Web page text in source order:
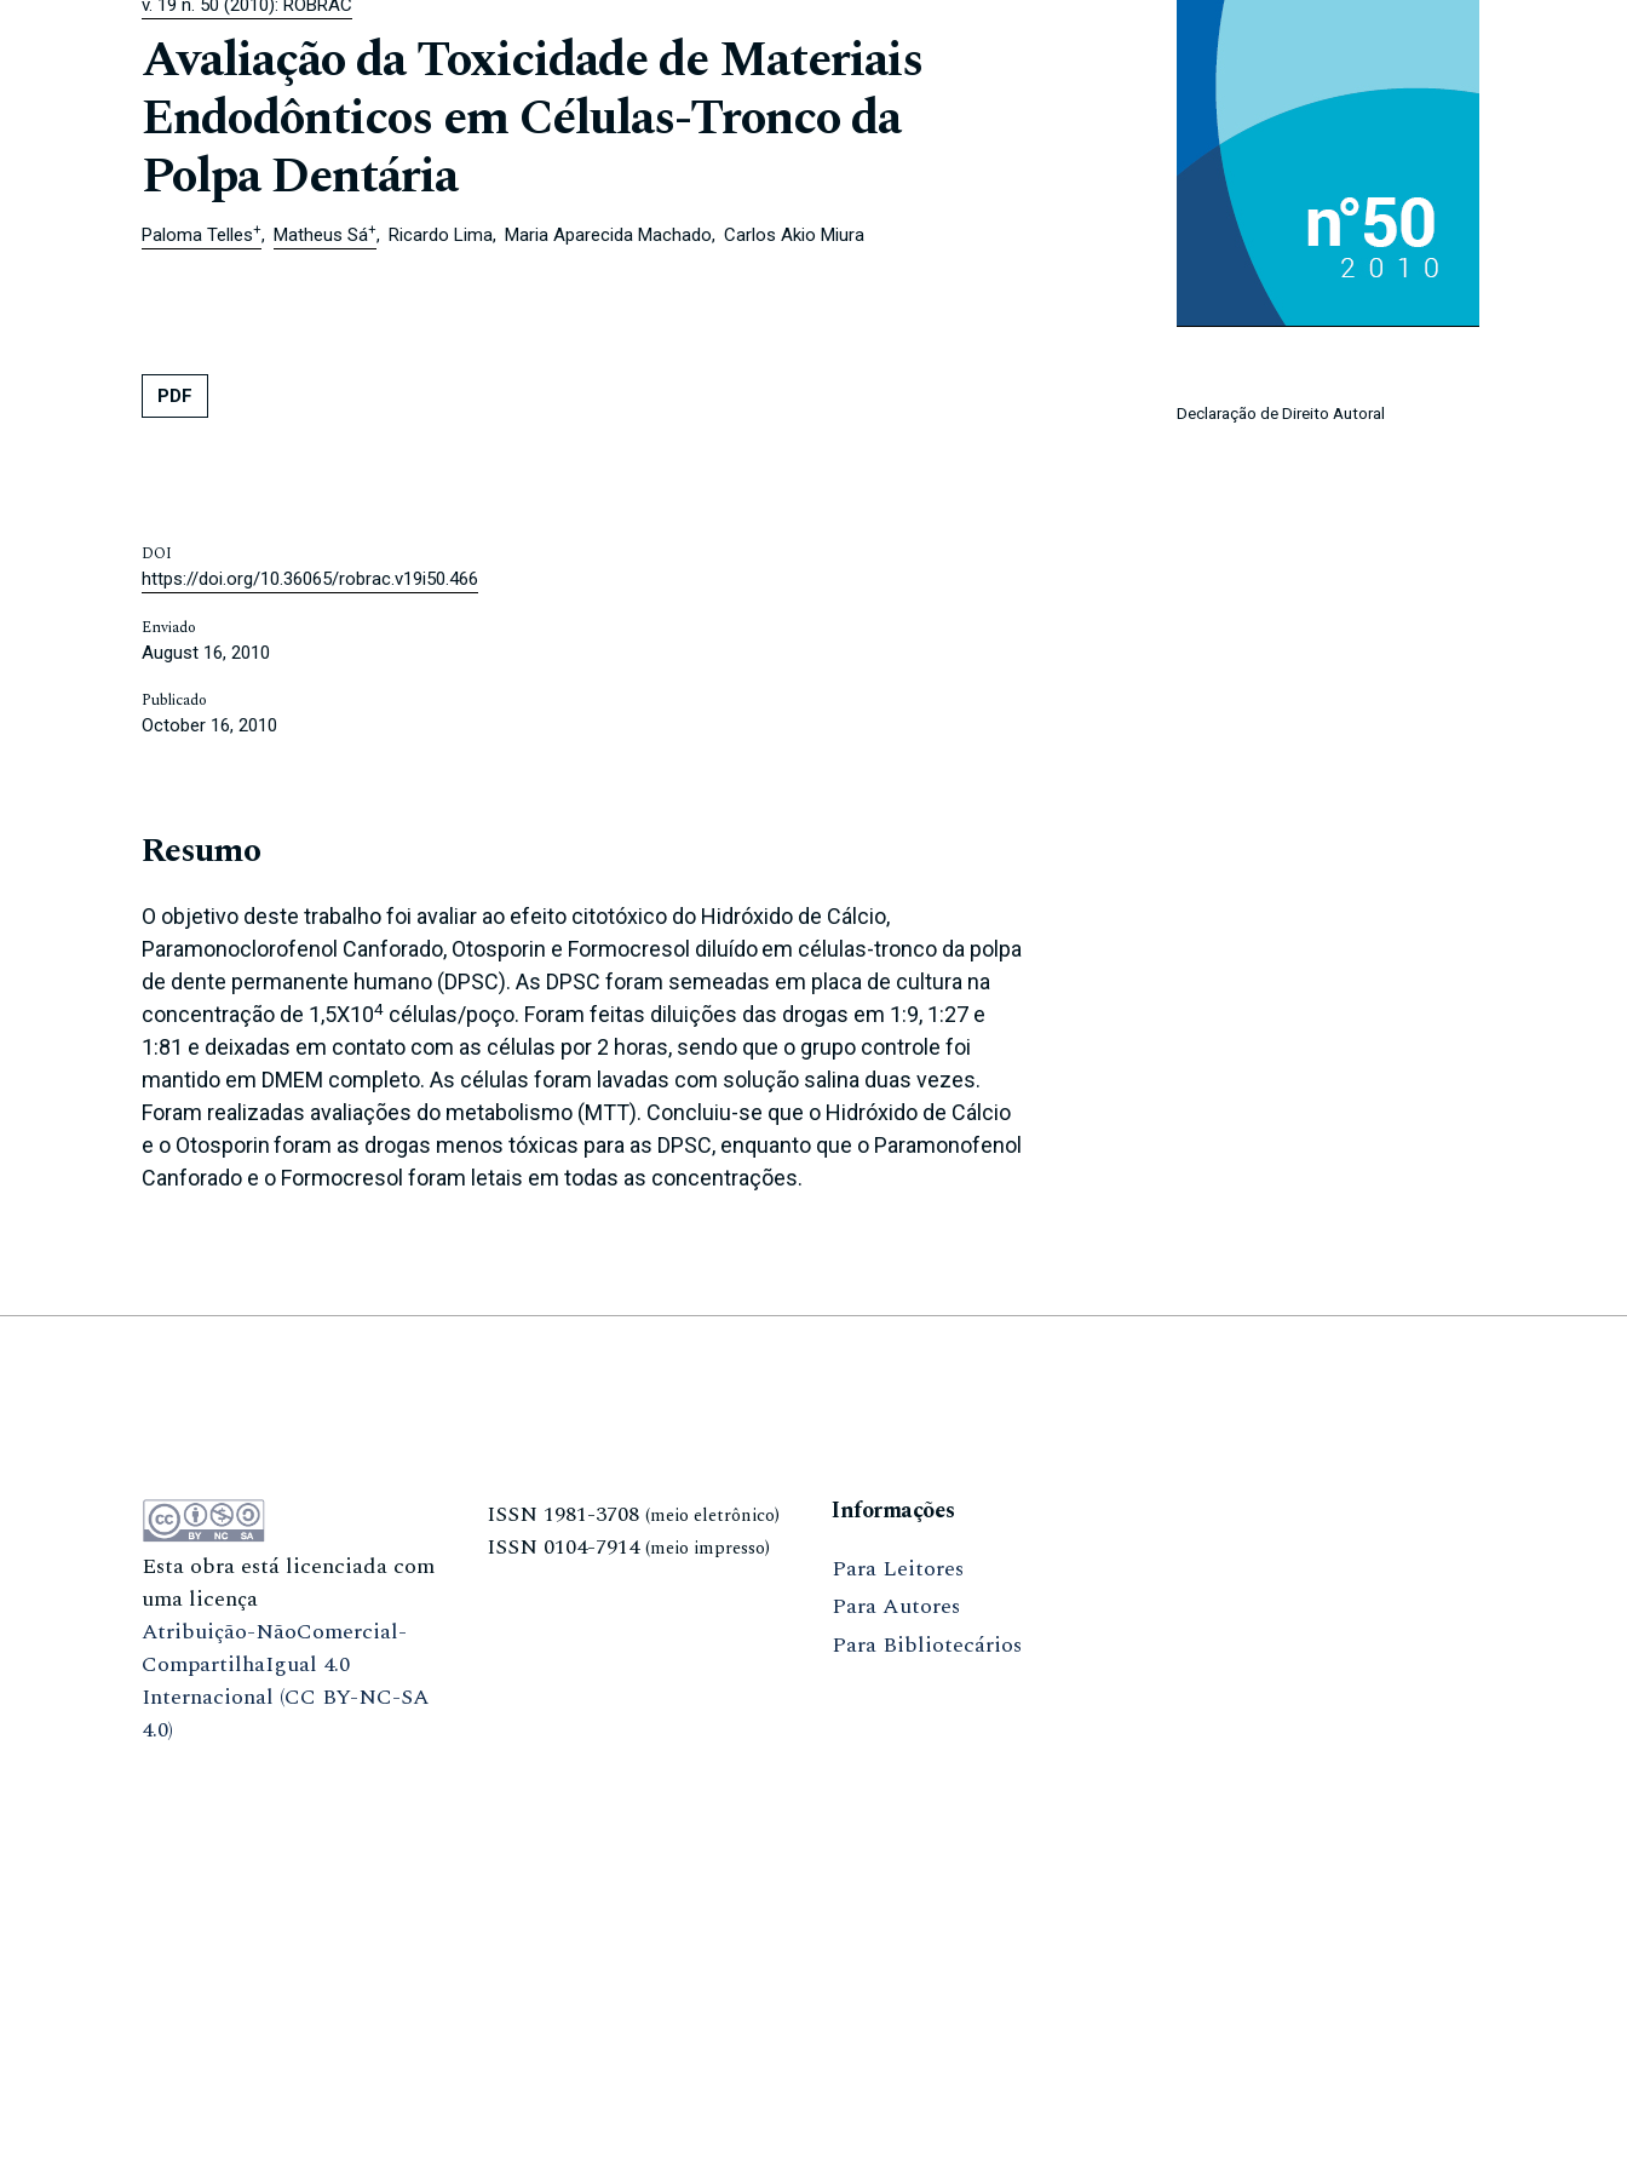
v. 19 n. 50 (2010): ROBRAC
Avaliação da Toxicidade de Materiais
Endodônticos em Células-Tronco da
Polpa Dentária
Paloma Telles+ Matheus Sá+ Ricardo Lima Maria Aparecida Machado Carlos Akio Miura
PDF
DOI
https://doi.org/10.36065/robrac.v19i50.466
Enviado
August 16, 2010
Publicado
October 16, 2010
Resumo
O objetivo deste trabalho foi avaliar ao efeito citotóxico do Hidróxido de Cálcio,
Paramonoclorofenol Canforado, Otosporin e Formocresol diluídoem células-tronco da polpa
de dente permanente humano (DPSC). As DPSC foram semeadas em placa de cultura na
concentração de 1,5X104 células/poço. Foram feitas diluições das drogas em 1:9, 1:27 e
1:81 e deixadas em contato com as células por 2 horas, sendo que o grupo controle foi
mantido em DMEM completo. As células foram lavadas com solução salina duas vezes.
Foram realizadas avaliações do metabolismo (MTT). Concluiu-se que o Hidróxido de Cálcio
e o Otosporinforam as drogas menos tóxicas para as DPSC, enquanto que o Paramonofenol
Canforado e o Formocresol foram letais em todas as concentrações.
Imagem de capa
Declaração de Direito Autoral
Esta obra está licenciada com
uma licença
Atribuição-NãoComercial-
CompartilhaIgual 4.0
Internacional (CC BY-NC-SA
4.0)
ISSN 1981-3708 (meio eletrônico)
ISSN 0104-7914 (meio impresso)
Informações
Para Leitores
Para Autores
Para Bibliotecários